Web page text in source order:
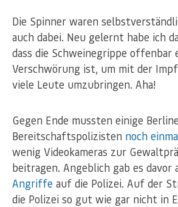
Die Spinner waren
auch dabei. Neu gelernt habe ich
dass die Schweinegrippe offenbar
Verschwörung ist, um mit der
viele Leute umzubringen. Aha!
Gegen Ende mussten einige
Bereitschaftspolizisten noch
wenig Videokameras zur
beitragen. Angeblich gab es davor
Angriffe auf die Polizei. Auf der
die Polizei so gut wie gar nicht in